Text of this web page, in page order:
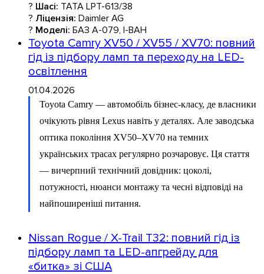
? Шасі: TATA LPT-613/38
? Ліцензія: Daimler AG
? Моделі: БАЗ А-079, І-ВАН
Toyota Camry XV50 / XV55 / XV70: повний
гід із підбору ламп та переходу на LED-
освітлення
01.04.2026
Toyota Camry — автомобіль бізнес-класу, де власники
очікують рівня Lexus навіть у деталях. Але заводська
оптика покоління XV50–XV70 на темних
українських трасах регулярно розчаровує. Ця стаття
— вичерпний технічний довідник: цоколі,
потужності, нюанси монтажу та чесні відповіді на
найпоширеніші питання.
Nissan Rogue / X-Trail T32: повний гід із
підбору ламп та LED-апгрейду для
«битка» зі США